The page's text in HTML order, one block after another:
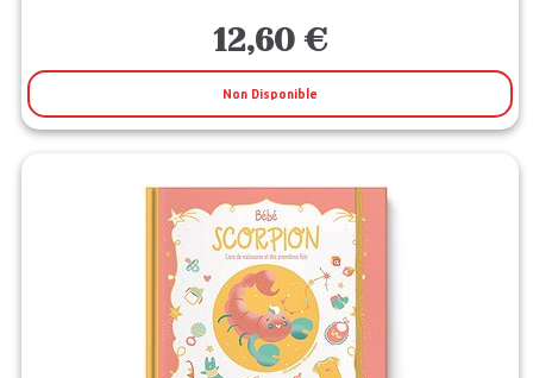
12,60 €
Non Disponible